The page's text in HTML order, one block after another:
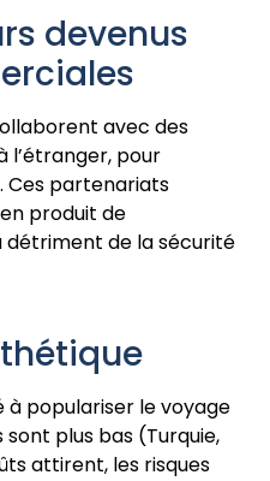
devenus
avec des
l’étranger, pour
Ces partenariats
produit de
détriment de la sécurité
populariser le voyage
plus bas (Turquie,
attirent, les risques